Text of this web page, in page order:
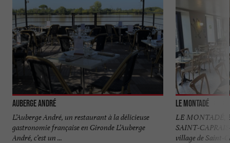
Auberge André
L’Auberge André, un restaurant à la délicieuse
gastronomie française en Gironde L’Auberge
André, c’est un ...
Le Montadé
LE MONTADÉ,
SAINT-
village de Saint-